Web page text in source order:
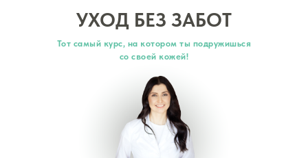
Тот самый курс, на котором ты подружишься
со своей кожей!
УХОД БЕЗ ЗАБОТ